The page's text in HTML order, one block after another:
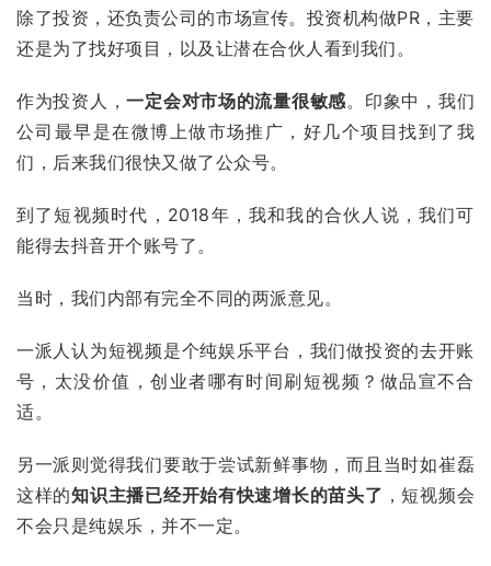
除了投资，还负责公司的市场宣传。投资机构做PR，主要
还是为了找好项目，以及让潜在合伙人看到我们。
作为投资人，一定会对市场的流量很敏感。印象中，我们
公司最早是在微博上做市场推广，好几个项目找到了我
们，后来我们很快又做了公众号。
到了短视频时代，2018年，我和我的合伙人说，我们可
能得去抖音开个账号了。
当时，我们内部有完全不同的两派意见。
一派人认为短视频是个纯娱乐平台，我们做投资的去开账
号，太没价值，创业者哪有时间刷短视频？做品宣不合
适。
另一派则觉得我们要敢于尝试新鲜事物，而且当时如崔磊
这样的知识主播已经开始有快速增长的苗头了 ，短视频会
不会只是纯娱乐，并不一定。